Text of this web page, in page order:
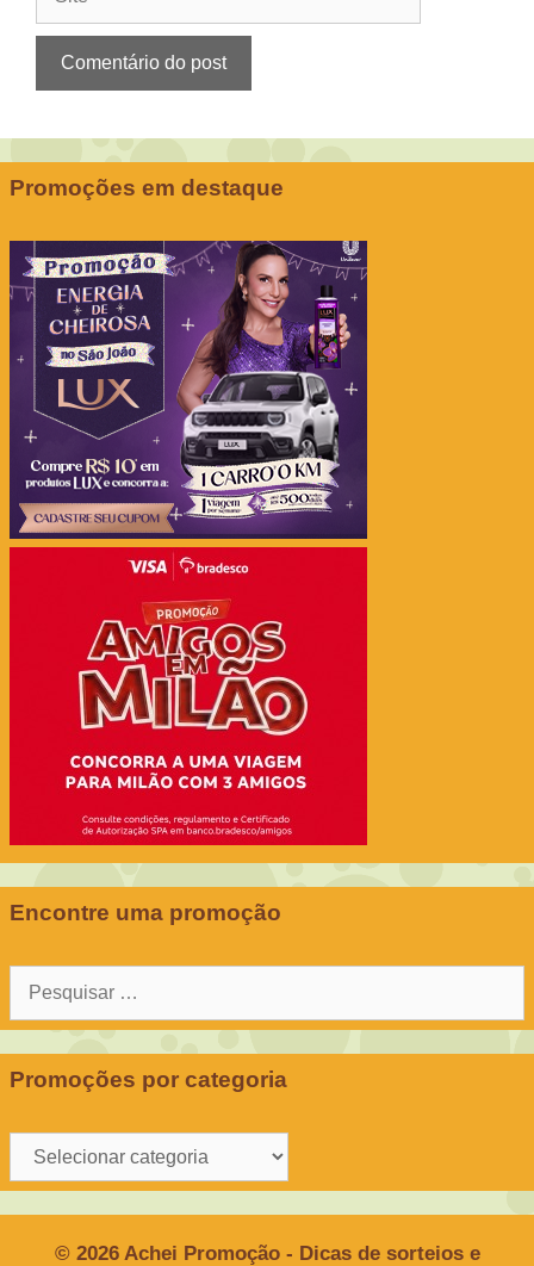
Promoções em destaque
Encontre uma promoção
Pesquisar
Promoções por categoria
Promoções
por
© 2026 Achei Promoção - Dicas de sorteios e